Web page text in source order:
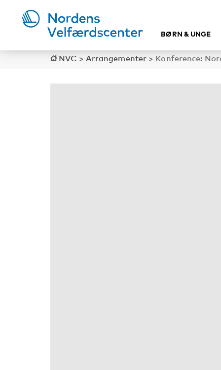
BØRN & UNGE
NVC > Arrangementer > Konference: